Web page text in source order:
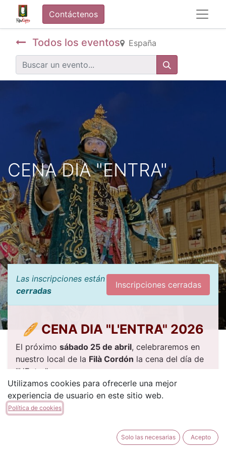
Contáctenos
Todos los eventos España
CENA DIA "ENTRA"
Las inscripciones están
cerradas
Inscripciones cerradas
🥖 CENA DIA "L'ENTRA" 2026
El próximo sábado 25 de abril, celebraremos en
nuestro local de la Filà Cordón la cena del día de
"L'Entra".
Detalles del evento
📍Lugar:Local de la Filà Cordón
Sábado, 25 de abril de 2026
Utilizamos cookies para ofrecerle una mejor
experiencia de usuario en este sitio web.
Política de cookies
Solo las necesarias Acepto